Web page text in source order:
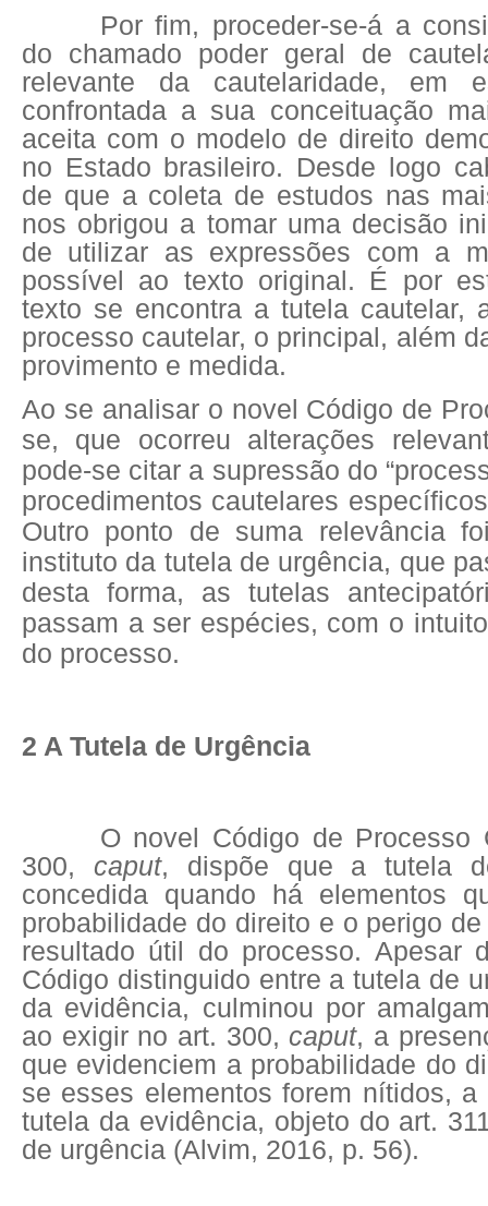
Por fim, proceder-se-á a
do chamado poder geral de
relevante da cautelaridade, em
confrontada a sua conceituação
aceita com o modelo de direito
no Estado brasileiro. Desde logo
de que a coleta de estudos nas
nos obrigou a tomar uma decisão
de utilizar as expressões com a
possível ao texto original. É por
texto se encontra a tutela cautelar,
processo cautelar, o principal, além
provimento e medida.
Ao se analisar o novel Código de
se, que ocorreu alterações
pode-se citar a supressão do
procedimentos cautelares
Outro ponto de suma relevância
instituto da tutela de urgência, que
desta forma, as tutelas
passam a ser espécies, com o
do processo.
2 A Tutela de Urgência
O novel Código de Processo
300, caput, dispõe que a tutela
concedida quando há elementos
probabilidade do direito e o perigo
resultado útil do processo. Apesar
Código distinguido entre a tutela de
da evidência, culminou por
ao exigir no art. 300,caput, a
que evidenciem a probabilidade do
se esses elementos forem nítidos,
tutela da evidência, objeto do art.
de urgência (Alvim, 2016, p. 56).